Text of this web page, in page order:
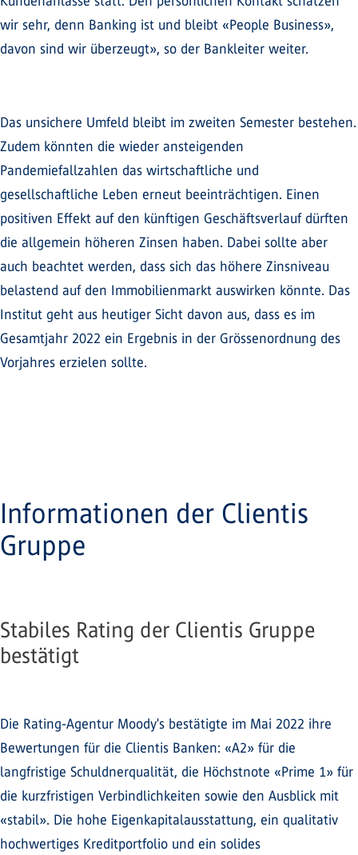
wir sehr, denn Banking ist und bleibt «People Business»,
davon sind wir überzeugt», so der Bankleiter weiter.
Das unsichere Umfeld bleibt im zweiten Semester bestehen.
Zudem könnten die wieder ansteigenden
Pandemiefallzahlen das wirtschaftliche und
gesellschaftliche Leben erneut beeinträchtigen. Einen
positiven Effekt auf den künftigen Geschäftsverlauf dürften
die allgemein höheren Zinsen haben. Dabei sollte aber
auch beachtet werden, dass sich das höhere Zinsniveau
belastend auf den Immobilienmarkt auswirken könnte. Das
Institut geht aus heutiger Sicht davon aus, dass es im
Gesamtjahr 2022 ein Ergebnis in der Grössenordnung des
Vorjahres erzielen sollte.
Informationen der Clientis
Gruppe
Stabiles Rating der Clientis Gruppe
bestätigt
Die Rating-Agentur Moody's bestätigte im Mai 2022 ihre
Bewertungen für die Clientis Banken: «A2» für die
langfristige Schuldnerqualität, die Höchstnote «Prime 1» für
die kurzfristigen Verbindlichkeiten sowie den Ausblick mit
«stabil». Die hohe Eigenkapitalausstattung, ein qualitativ
hochwertiges Kreditportfolio und ein solides